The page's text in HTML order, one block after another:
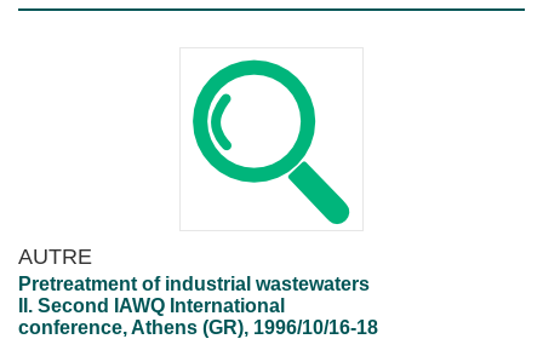
AUTRE
Pretreatment of industrial wastewaters
II. Second IAWQ International
conference, Athens (GR), 1996/10/16-18